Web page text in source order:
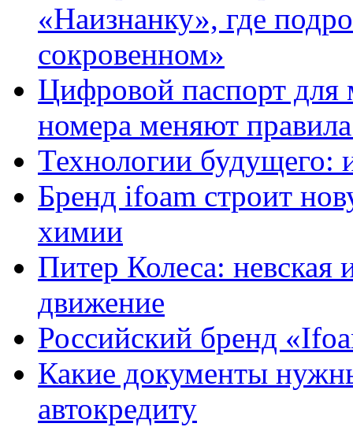
«Наизнанку», где
сокровенном»
Цифровой паспорт для
номера меняют
Технологии будущего:
Бренд ifoam строит
химии
Питер Колеса: невская
движение
Российский бренд
Какие документы
автокредиту